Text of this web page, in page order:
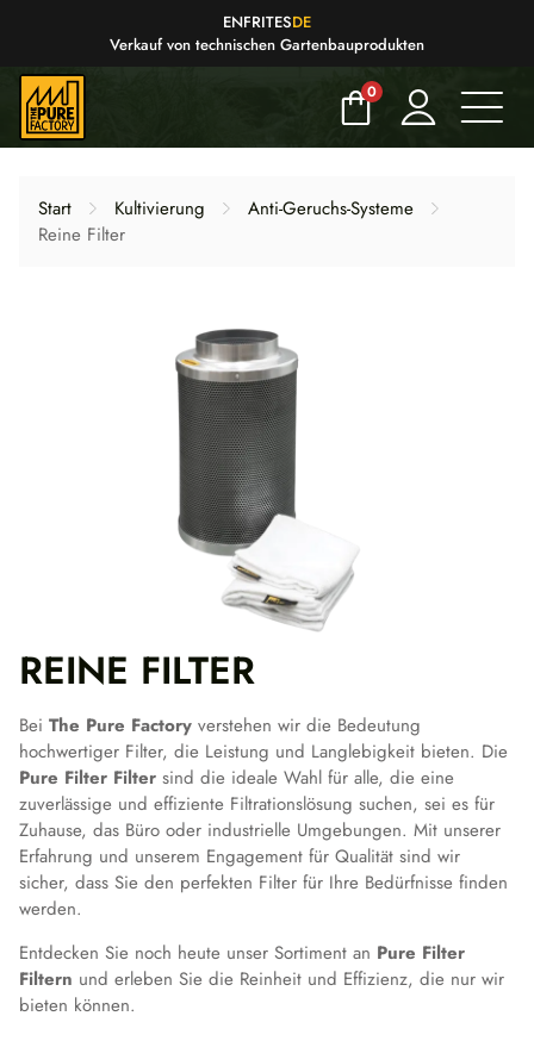
ENFRITESDE
Verkauf von technischen Gartenbauprodukten
0
Start Kultivierung
Anti-Geruchs-Systeme
Reine Filter
REINE FILTER
Bei The Pure Factory verstehen wir die Bedeutung
hochwertiger Filter, die Leistung und Langlebigkeit bieten. Die
Pure Filter Filter sind die ideale Wahl für alle, die eine
zuverlässige und effiziente Filtrationslösung suchen, sei es für
Zuhause, das Büro oder industrielle Umgebungen. Mit unserer
Erfahrung und unserem Engagement für Qualität sind wir
sicher, dass Sie den perfekten Filter für Ihre Bedürfnisse finden
werden.
Entdecken Sie noch heute unser Sortiment an Pure Filter
Filtern und erleben Sie die Reinheit und Effizienz, die nur wir
bieten können.